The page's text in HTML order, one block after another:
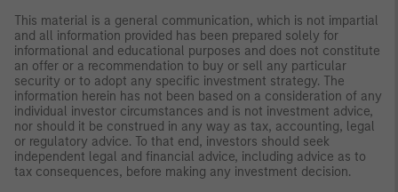
This material is a general communication, which is not impartial
and all information provided has been prepared solely for
informational and educational purposes and does not constitute
an offer or a recommendation to buy or sell any particular
security or to adopt any specific investment strategy. The
information herein has not been based on a consideration of any
individual investor circumstances and is not investment advice,
nor should it be construed in any way as tax, accounting, legal
or regulatory advice. To that end, investors should seek
independent legal and financial advice, including advice as to
tax consequences, before making any investment decision.